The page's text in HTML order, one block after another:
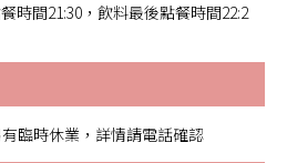
時間21:30，飲料最後點餐時間22:2
臨時休業，詳情請電話確認